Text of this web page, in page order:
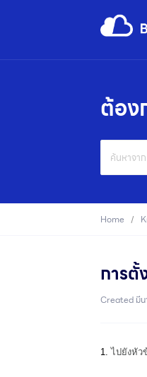
ต้อง
For
Home
การ
Created มี
1.ไปยังหัว